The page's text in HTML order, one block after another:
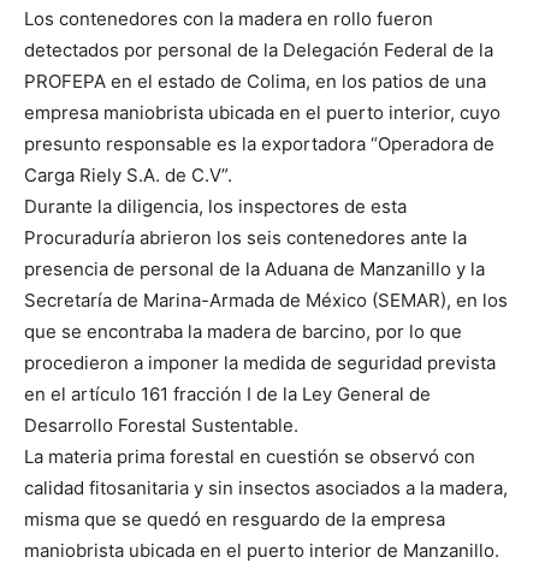
Los contenedores con la madera en rollo fueron
detectados por personal de la Delegación Federal de la
PROFEPA en el estado de Colima, en los patios de una
empresa maniobrista ubicada en el puerto interior, cuyo
presunto responsable es la exportadora “Operadora de
Carga Riely S.A. de C.V”.
Durante la diligencia, los inspectores de esta
Procuraduría abrieron los seis contenedores ante la
presencia de personal de la Aduana de Manzanillo y la
Secretaría de Marina-Armada de México (SEMAR), en los
que se encontraba la madera de barcino, por lo que
procedieron a imponer la medida de seguridad prevista
en el artículo 161 fracción I de la Ley General de
Desarrollo Forestal Sustentable.
La materia prima forestal en cuestión se observó con
calidad fitosanitaria y sin insectos asociados a la madera,
misma que se quedó en resguardo de la empresa
maniobrista ubicada en el puerto interior de Manzanillo.